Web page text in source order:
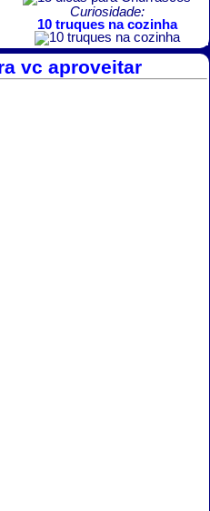
Curiosidade:
10 truques na cozinha
vc aproveitar